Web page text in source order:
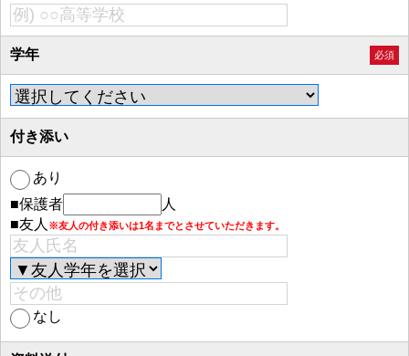
学年 必須
付き添い
あり
■保護者
人
■友人 ※友人の付き添いは1名までとさせていただきます。
なし